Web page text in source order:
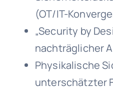
(OT/IT-
„Security by
nachträglicher
Physikalische
unterschätzter